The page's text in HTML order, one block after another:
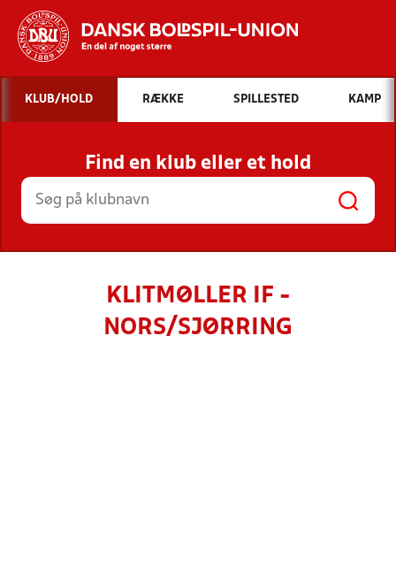
Hvad vil du søge efter?
INDHOLD OG NYHEDER
STILLINGER, RESULTATER, KLUBBER OG
HOLD
KLUB/HOLD RÆKKE SPILLESTED KAMP
Find en klub eller et hold
KLITMØLLER IF -
NORS/SJØRRING